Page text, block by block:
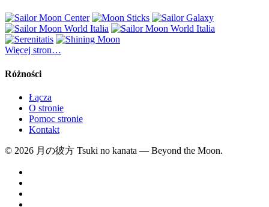
Więcej stron…
Różności
Łącza
O stronie
Pomoc stronie
Kontakt
© 2026 月の彼方 Tsuki no kanata — Beyond the Moon.